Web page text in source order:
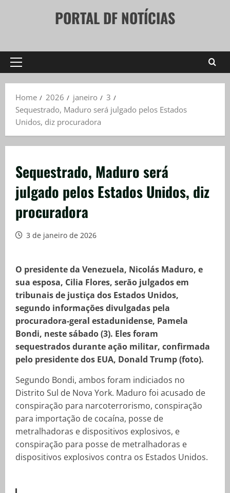
PORTAL DF NOTÍCIAS
Primary
Home
2026 janeiro
3
Sequestrado, Maduro será julgado pelos Estados
Unidos, diz procuradora
Sequestrado, Maduro será
julgado pelos Estados Unidos, diz
procuradora
3 de janeiro de 2026
O presidente da Venezuela, Nicolás Maduro, e
sua esposa, Cilia Flores, serão julgados em
tribunais de justiça dos Estados Unidos,
segundo informações divulgadas pela
procuradora-geral estadunidense, Pamela
Bondi, neste sábado (3). Eles foram
sequestrados durante ação militar, confirmada
pelo presidente dos EUA, Donald Trump (foto).
Segundo Bondi, ambos foram indiciados no
Distrito Sul de Nova York. Maduro foi acusado de
conspiração para narcoterrorismo, conspiração
para importação de cocaína, posse de
metralhadoras e dispositivos explosivos, e
conspiração para posse de metralhadoras e
dispositivos explosivos contra os Estados Unidos.